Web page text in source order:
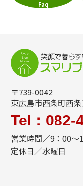
Faq
〒739-0042
東広島市西条町西
Tel：082-
営業時間／9：00～
定休日／水曜日